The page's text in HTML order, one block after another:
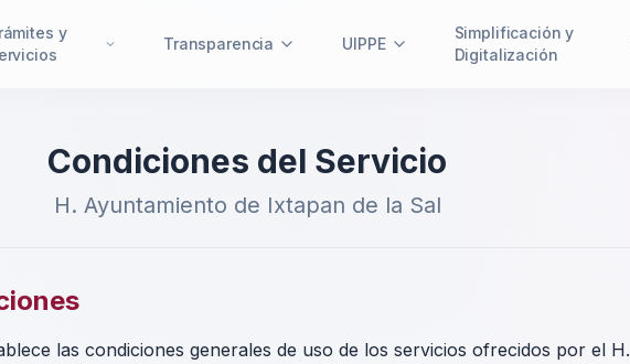
y
Transparencia UIPPE
Simplificación y
Digitalización
Condiciones del Servicio
H. Ayuntamiento de Ixtapan de la Sal
las condiciones generales de uso de los servicios ofrecidos por el H.